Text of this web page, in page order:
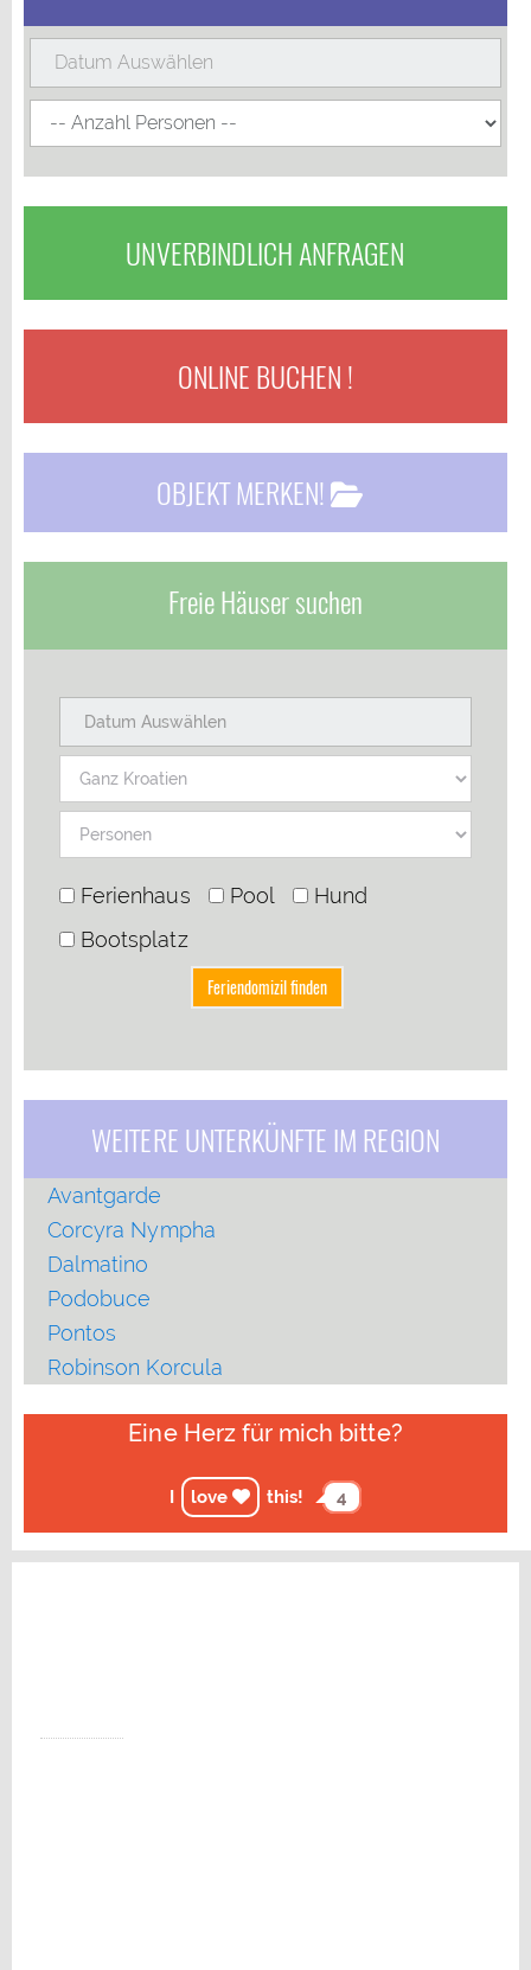
UNVERBINDLICH ANFRAGEN
ONLINE BUCHEN !
OBJEKT MERKEN!
Freie Häuser suchen
Ferienhaus Pool
Hund
Bootsplatz
WEITERE UNTERKÜNFTE IM REGION
Avantgarde
Corcyra Nympha
Dalmatino
Podobuce
Pontos
Robinson Korcula
Eine Herz für mich bitte?
I love this! 4